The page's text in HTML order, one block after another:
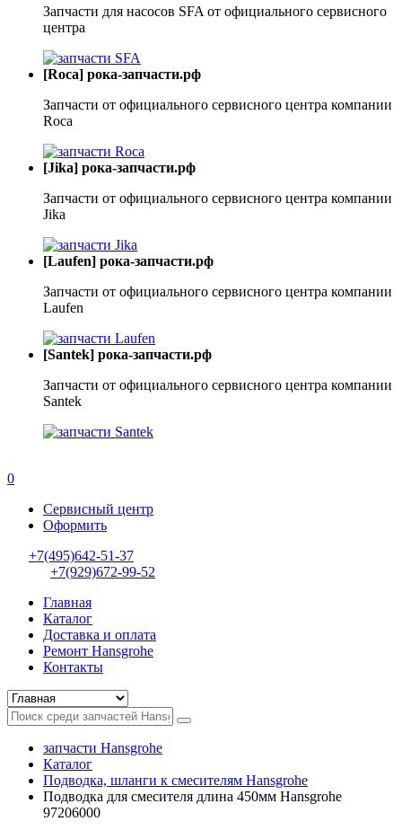
Запчасти для насосов SFA от официального сервисного
центра
[Roca] рока-запчасти.рф
Запчасти от официального сервисного центра компании
Roca
[Jika] рока-запчасти.рф
Запчасти от официального сервисного центра компании
Jika
[Laufen] рока-запчасти.рф
Запчасти от официального сервисного центра компании
Laufen
[Santek] рока-запчасти.рф
Запчасти от официального сервисного центра компании
Santek
0
Сервисный центр
Оформить
+7(495)642-51-37
+7(929)672-99-52
Главная
Каталог
Доставка и оплата
Ремонт Hansgrohe
Контакты
запчасти Hansgrohe
Каталог
Подводка, шланги к смесителям Hansgrohe
Подводка для смесителя длина 450мм Hansgrohe
97206000